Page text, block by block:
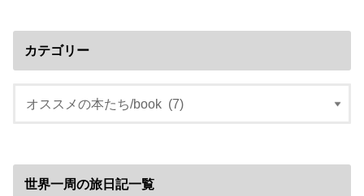
カテゴリー
世界一周の旅日記一覧